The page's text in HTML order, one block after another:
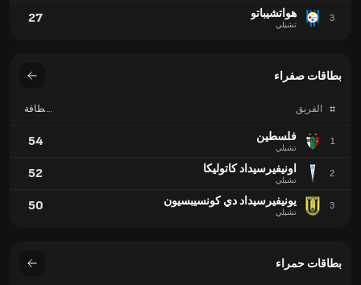
3 هواتشيباتو
تشيلي 27
بطاقات صفراء
# الفريق
بطاقة
1
فلسطين
تشيلي 54
2 اونيفيرسيداد كاتوليكا
تشيلي 52
3 يونيفيرسيداد دي كونسيبسيون
تشيلي 50
بطاقات حمراء